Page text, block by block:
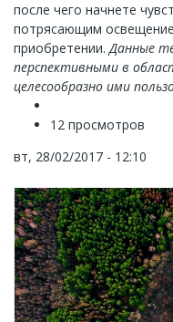
после чего начнете
потрясающим
приобретении.Данные
перспективными в
целесообразно ими
12 просмотров
вт, 28/02/2017 - 12:10